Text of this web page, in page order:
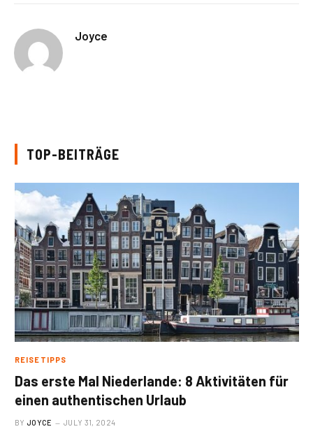
Joyce
TOP-BEITRÄGE
REISETIPPS
Das erste Mal Niederlande: 8 Aktivitäten für
einen authentischen Urlaub
BY JOYCE JULY 31, 2024